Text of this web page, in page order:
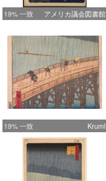
19% 一致 アメリカ議会図書館
19% 一致 Kruml